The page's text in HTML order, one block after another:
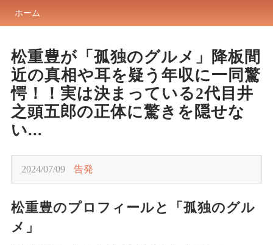
ホーム
松重豊が「孤独のグルメ」降板間
近の真相や耳を疑う年収に一同驚
愕！！実は決まっている2代目井
之頭五郎の正体に驚きを隠せな
い...
2024/07/09 告発
松重豊のプロフィールと「孤独のグル
メ」